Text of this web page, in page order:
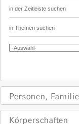
in der Zeitleiste suchen
in Themen suchen